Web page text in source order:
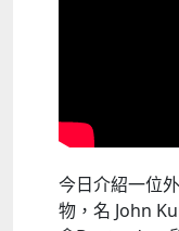
今日介紹一位
物，名 John